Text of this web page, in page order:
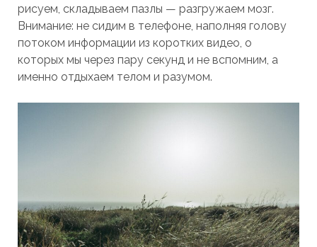
рисуем, складываем пазлы — разгружаем мозг.
Внимание: не сидим в телефоне, наполняя голову
потоком информации из коротких видео, о
которых мы через пару секунд и не вспомним, а
именно отдыхаем телом и разумом.